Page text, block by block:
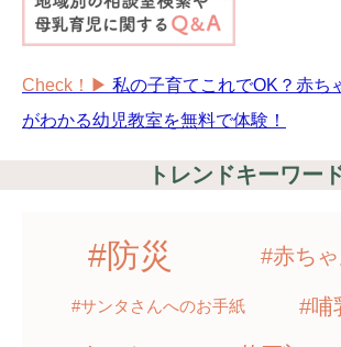
Check！▶︎ 私の子育てこれでOK？赤ち
がわかる幼児教室を無料で体験！
トレンドキーワー
#防災 #赤ち
#サンタさんへのお手紙 #哺